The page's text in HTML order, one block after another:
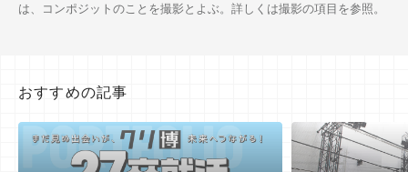
は、コンポジットのことを撮影とよぶ。詳しくは撮影の項目を参照。
おすすめの記事